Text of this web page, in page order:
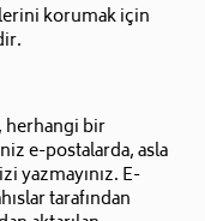
korumak için
herhangi bir
e-postalarda, asla
yazmayınız. E-
tarafından